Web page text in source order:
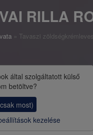
l
a
g
o
s
RILLA
Tavaszi
által szolgáltatott külső
betöltve?
most)
kezelése